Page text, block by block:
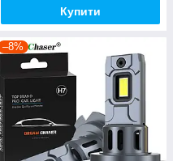
Купити
–8%